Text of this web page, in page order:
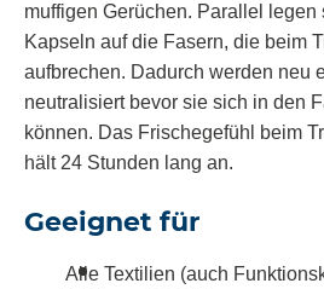
muffigen Gerüchen. Parallel
Kapseln auf die Fasern, die beim
aufbrechen. Dadurch werden neu
neutralisiert bevor sie sich in den
können. Das Frischegefühl beim
hält 24 Stunden lang an.
Geeignet für
Alle Textilien (auch